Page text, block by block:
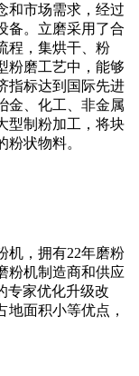
和市场需求，经过
备。立磨采用了合
程，集烘干、粉
粉磨工艺中，能够
指标达到国际先进
金、化工、非金属
型制粉加工，将块
状物料。
机，拥有22年磨粉
粉机制造商和供应
专家优化升级改
面积小等优点，